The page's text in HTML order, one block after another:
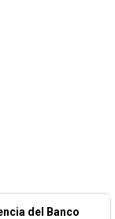
del Banco